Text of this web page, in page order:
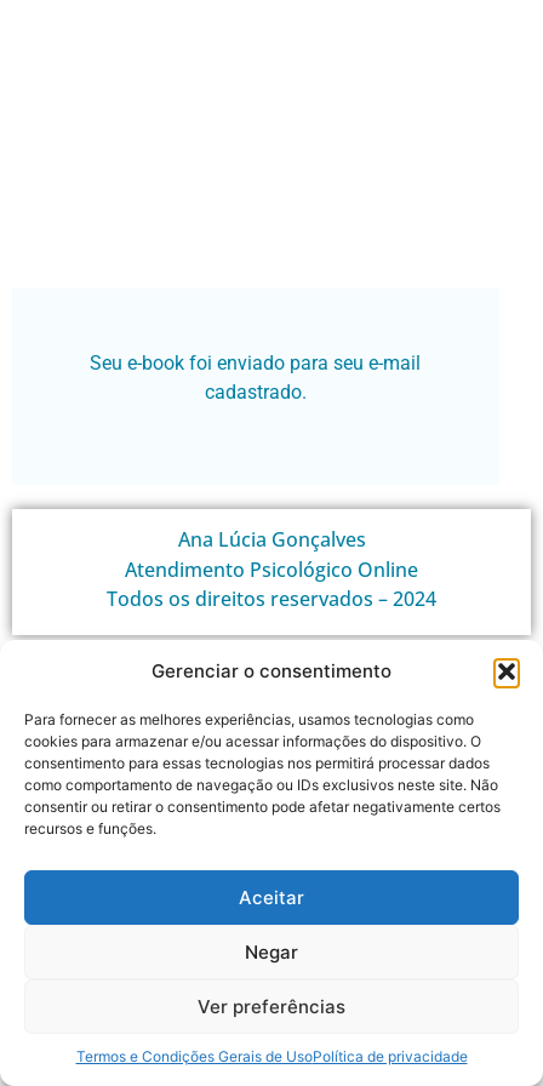
Gerenciar o consentimento
Para fornecer as melhores experiências, usamos tecnologias como
cookies para armazenar e/ou acessar informações do dispositivo. O
consentimento para essas tecnologias nos permitirá processar dados
como comportamento de navegação ou IDs exclusivos neste site. Não
consentir ou retirar o consentimento pode afetar negativamente certos
recursos e funções.
Aceitar
Negar
Ver preferências
Termos e Condições Gerais de UsoPolítica de privacidade
Seu e-book foi enviado para seu e-mail
cadastrado.
Ana Lúcia Gonçalves
Atendimento Psicológico Online
Todos os direitos reservados – 2024